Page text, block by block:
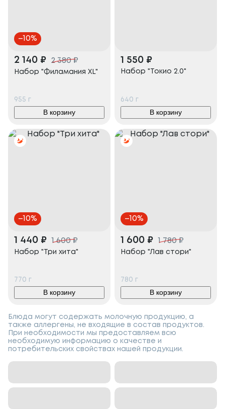
–10%
2 140 ₽ 2 380₽
Набор "Филамания XL"
955 г
В корзину
1 550 ₽
Набор "Токио 2.0"
640 г
В корзину
–10%
1 440 ₽ 1 600₽
Набор "Три хита"
770 г
В корзину
–10%
1 600 ₽ 1 780₽
Набор "Лав стори"
780 г
В корзину
Блюда могут содержать молочную продукцию, а
также аллергены, не входящие в состав продуктов.
При необходимости мы предоставляем всю
необходимую информацию о качестве и
потребительских свойствах нашей продукции.